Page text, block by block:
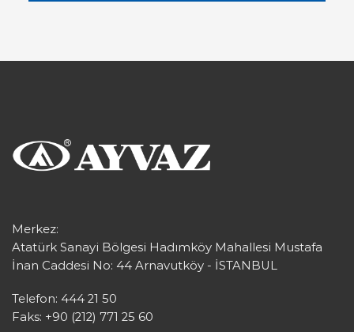
Merkez:
Atatürk Sanayi Bölgesi Hadımköy Mahallesi Mustafa
İnan Caddesi No: 44 Arnavutköy - İSTANBUL
Telefon: 444 21 50
Faks: +90 (212) 771 25 60